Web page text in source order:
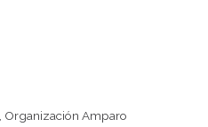
Organización Amparo